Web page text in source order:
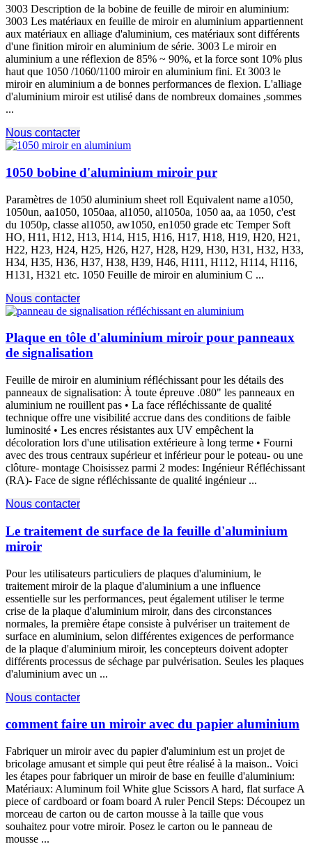
3003 Description de la bobine de feuille de miroir en aluminium:
3003 Les matériaux en feuille de miroir en aluminium appartiennent
aux matériaux en alliage d'aluminium, ces matériaux sont différents
d'une finition miroir en aluminium de série. 3003 Le miroir en
aluminium a une réflexion de 85% ~ 90%, et la force sont 10% plus
haut que 1050 /1060/1100 miroir en aluminium fini. Et 3003 le
miroir en aluminium a de bonnes performances de flexion. L'alliage
d'aluminium miroir est utilisé dans de nombreux domaines ,sommes
...
Nous contacter
1050 bobine d'aluminium miroir pur
Paramètres de 1050 aluminium sheet roll Equivalent name a1050,
1050un, aa1050, 1050aa, al1050, al1050a, 1050 aa, aa 1050, c'est
du 1050p, classe al1050, aw1050, en1050 grade etc Temper Soft
HO, H11, H12, H13, H14, H15, H16, H17, H18, H19, H20, H21,
H22, H23, H24, H25, H26, H27, H28, H29, H30, H31, H32, H33,
H34, H35, H36, H37, H38, H39, H46, H111, H112, H114, H116,
H131, H321 etc. 1050 Feuille de miroir en aluminium C ...
Nous contacter
Plaque en tôle d'aluminium miroir pour panneaux
de signalisation
Feuille de miroir en aluminium réfléchissant pour les détails des
panneaux de signalisation: À toute épreuve .080" les panneaux en
aluminium ne rouillent pas • La face réfléchissante de qualité
technique offre une visibilité accrue dans des conditions de faible
luminosité • Les encres résistantes aux UV empêchent la
décoloration lors d'une utilisation extérieure à long terme • Fourni
avec des trous centraux supérieur et inférieur pour le poteau- ou une
clôture- montage Choisissez parmi 2 modes: Ingénieur Réfléchissant
(RA)- Face de signe réfléchissante de qualité ingénieur ...
Nous contacter
Le traitement de surface de la feuille d'aluminium
miroir
Pour les utilisateurs particuliers de plaques d'aluminium, le
traitement miroir de la plaque d'aluminium a une influence
essentielle sur les performances, peut également utiliser le terme
crise de la plaque d'aluminium miroir, dans des circonstances
normales, la première étape consiste à pulvériser un traitement de
surface en aluminium, selon différentes exigences de performance
de la plaque d'aluminium miroir, les concepteurs doivent adopter
différents processus de séchage par pulvérisation. Seules les plaques
d'aluminium avec un ...
Nous contacter
comment faire un miroir avec du papier aluminium
Fabriquer un miroir avec du papier d'aluminium est un projet de
bricolage amusant et simple qui peut être réalisé à la maison.. Voici
les étapes pour fabriquer un miroir de base en feuille d'aluminium:
Matériaux: Aluminum foil White glue Scissors A hard, flat surface A
piece of cardboard or foam board A ruler Pencil Steps: Découpez un
morceau de carton ou de carton mousse à la taille que vous
souhaitez pour votre miroir. Posez le carton ou le panneau de
mousse ...